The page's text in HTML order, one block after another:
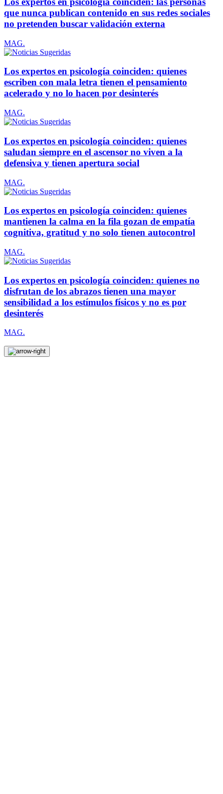
que nunca publican contenido en sus redes sociales
no pretenden buscar validación externa
MAG.
Los expertos en psicología coinciden: quienes
escriben con mala letra tienen el pensamiento
acelerado y no lo hacen por desinterés
MAG.
Los expertos en psicología coinciden: quienes
saludan siempre en el ascensor no viven a la
defensiva y tienen apertura social
MAG.
Los expertos en psicología coinciden: quienes
mantienen la calma en la fila gozan de empatía
cognitiva, gratitud y no solo tienen autocontrol
MAG.
Los expertos en psicología coinciden: quienes no
disfrutan de los abrazos tienen una mayor
sensibilidad a los estímulos físicos y no es por
desinterés
MAG.